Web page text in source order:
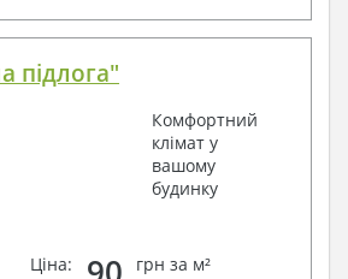
підлога"
Комфортний
клімат у
вашому
будинку
Ціна: грн за м²